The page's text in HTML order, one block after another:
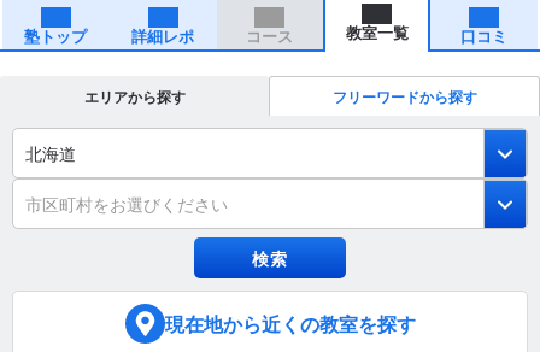
塾トップ 詳細レポ コース 教室一覧 口コミ
エリアから探す フリーワードから探す
北海道
市区町村をお選びください
現在地から近くの教室を探す